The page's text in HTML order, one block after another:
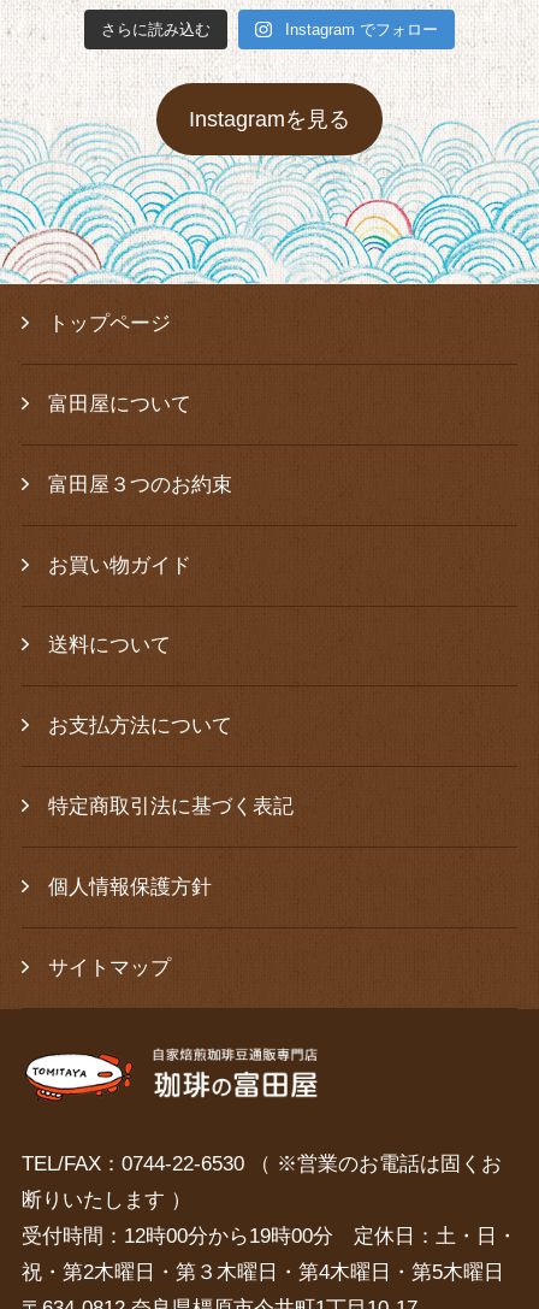
さらに読み込む Instagram でフォロー
Instagramを見る
トップページ
富田屋について
富田屋３つのお約束
お買い物ガイド
送料について
お支払方法について
特定商取引法に基づく表記
個人情報保護方針
サイトマップ
TEL/FAX：0744-22-6530 （ ※営業のお電話は固くお
断りいたします ）
受付時間：12時00分から19時00分 定休日：土・日・
祝・第2木曜日・第３木曜日・第4木曜日・第5木曜日